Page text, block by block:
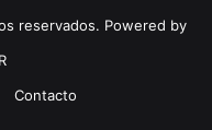
reservados. Powered by
Contacto